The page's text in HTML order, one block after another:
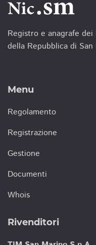
Registro e anagrafe dei
della Repubblica di San
Menu
Regolamento
Registrazione
Gestione
Documenti
Whois
Rivenditori